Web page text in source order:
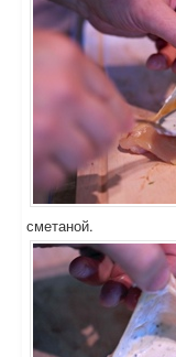
сметаной.